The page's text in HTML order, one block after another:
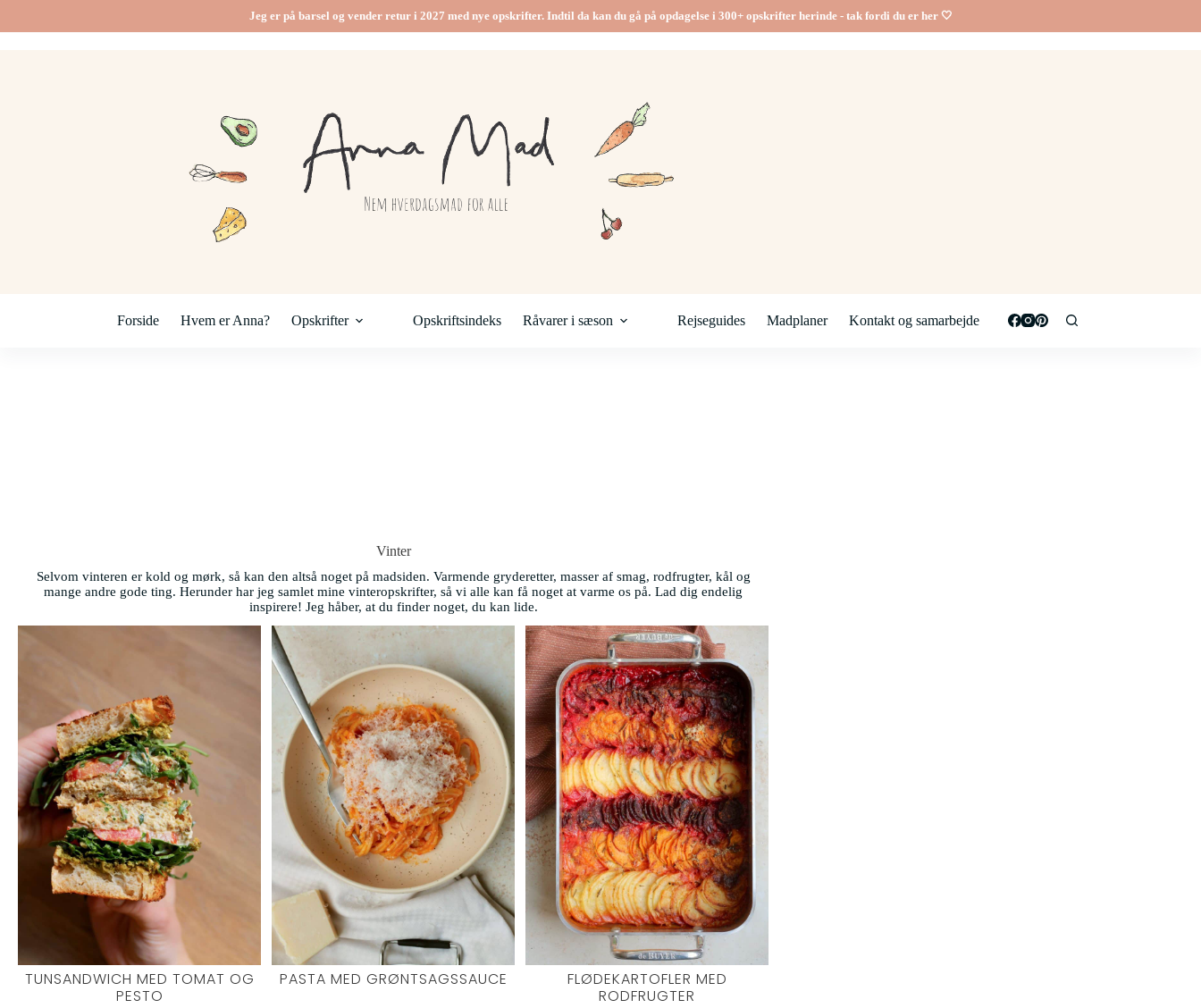
Jeg er på barsel og vender retur i 2027 med nye opskrifter. Indtil da kan du gå på opdagelse i 300+ opskrifter herinde - tak fordi du er her 🤍
Forside Hvem er Anna? Opskrifter Opskriftsindeks Råvarer i sæson Rejseguides Madplaner Kontakt og samarbejde
Vinter
Selvom vinteren er kold og mørk, så kan den altså noget på madsiden. Varmende gryderetter, masser af smag, rodfrugter, kål og
mange andre gode ting. Herunder har jeg samlet mine vinteropskrifter, så vi alle kan få noget at varme os på. Lad dig endelig
inspirere! Jeg håber, at du finder noget, du kan lide.
TUNSANDWICH MED TOMAT OG
PESTO
PASTA MED GRØNTSAGSSAUCE
FLØDEKARTOFLER MED
RODFRUGTER